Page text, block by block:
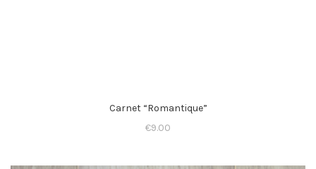
Carnet “Romantique”
€9.00